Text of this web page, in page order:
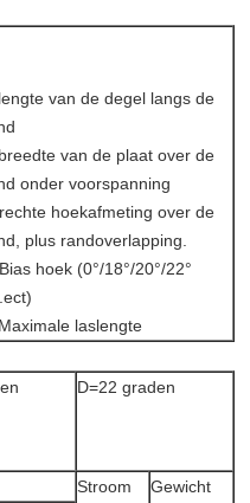
van de degel langs de
van de plaat over de
onder voorspanning
hoekafmeting over de
plus randoverlapping.
hoek (0°/18°/20°/22°
laslengte
D=22 graden
Stroom
Gewicht